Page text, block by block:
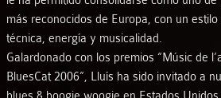
más reconocidos de Europa, con un
técnica, energía y musicalidad.
Galardonado con los premios “Músic de
BluesCat 2006”, Lluís ha sido invitado a